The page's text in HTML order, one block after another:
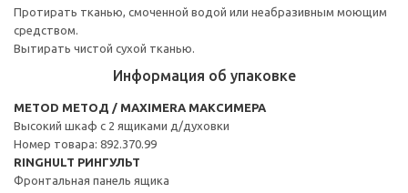
Протирать тканью, смоченной водой или неабразивным моющим
средством.
Вытирать чистой сухой тканью.
Информация об упаковке
METOD МЕТОД / MAXIMERA МАКСИМЕРА
Высокий шкаф с 2 ящиками д/духовки
Номер товара: 892.370.99
RINGHULT РИНГУЛЬТ
Фронтальная панель ящика